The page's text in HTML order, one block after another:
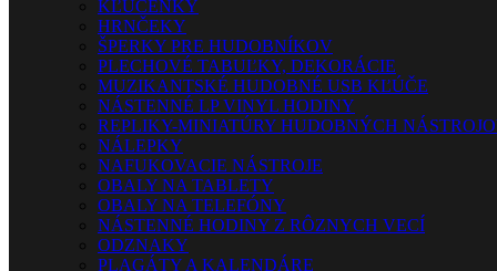
KĽÚČENKY
HRNČEKY
ŠPERKY PRE HUDOBNÍKOV
PLECHOVÉ TABUĽKY, DEKORÁCIE
MUZIKANTSKÉ HUDOBNÉ USB KĽÚČE
NÁSTENNÉ LP VINYL HODINY
REPLIKY-MINIATÚRY HUDOBNÝCH
NÁLEPKY
NAFUKOVACIE NÁSTROJE
OBALY NA TABLETY
OBALY NA TELEFÓNY
NÁSTENNÉ HODINY Z RÔZNYCH VECÍ
ODZNAKY
PLAGÁTY A KALENDÁRE